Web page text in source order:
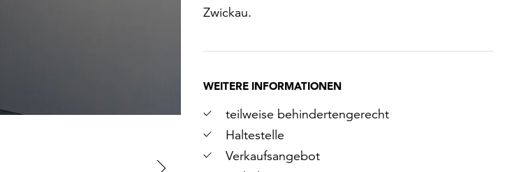
Zwickau.
WEITERE INFORMATIONEN
teilweise behindertengerecht
Haltestelle
Verkaufsangebot